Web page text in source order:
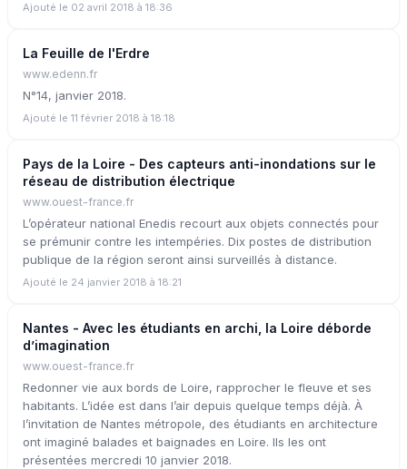
Ajouté le 02 avril 2018 à 18:36
La Feuille de l'Erdre
www.edenn.fr
N°14, janvier 2018.
Ajouté le 11 février 2018 à 18:18
Pays de la Loire - Des capteurs anti-inondations sur le
réseau de distribution électrique
www.ouest-france.fr
L’opérateur national Enedis recourt aux objets connectés pour
se prémunir contre les intempéries. Dix postes de distribution
publique de la région seront ainsi surveillés à distance.
Ajouté le 24 janvier 2018 à 18:21
Nantes - Avec les étudiants en archi, la Loire déborde
d’imagination
www.ouest-france.fr
Redonner vie aux bords de Loire, rapprocher le fleuve et ses
habitants. L’idée est dans l’air depuis quelque temps déjà. À
l’invitation de Nantes métropole, des étudiants en architecture
ont imaginé balades et baignades en Loire. Ils les ont
présentées mercredi 10 janvier 2018.